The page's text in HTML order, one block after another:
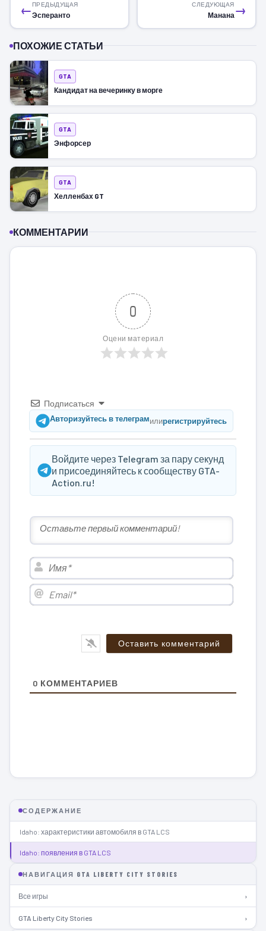
←ПРЕДЫДУЩАЯ
Эсперанто →
СЛЕДУЮЩАЯ
Манана
ПОХОЖИЕ СТАТЬИ
GTA
Кандидат на вечеринку в морге
GTA
Энфорсер
GTA
Хелленбах GT
КОММЕНТАРИИ
0
Оцени материал
Подписаться
Авторизуйтесь в телеграмилирегистрируйтесь
Войдите через Telegram за пару секунд
и присоединяйтесь к сообществу GTA-
Action.ru!
Имя*
Email*
0 КОММЕНТАРИЕВ
СОДЕРЖАНИЕ
Idaho: характеристики автомобиля в GTA LCS
Idaho: появления в GTA LCS
НАВИГАЦИЯ GTA LIBERTY CITY STORIES
Все игры ›
GTA Liberty City Stories ›